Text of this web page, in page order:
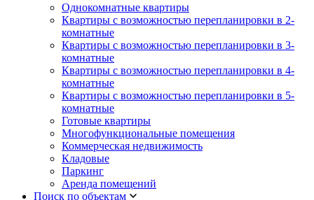
Однокомнатные квартиры
Квартиры с возможностью перепланировки в 2-
комнатные
Квартиры с возможностью перепланировки в 3-
комнатные
Квартиры с возможностью перепланировки в 4-
комнатные
Квартиры с возможностью перепланировки в 5-
комнатные
Готовые квартиры
Многофункциональные помещения
Коммерческая недвижимость
Кладовые
Паркинг
Аренда помещений
Поиск по объектам